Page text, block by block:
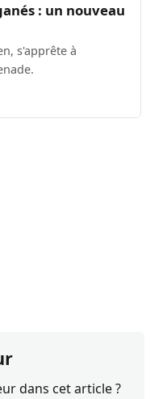
: un nouveau
s'apprête à
dans cet article ?